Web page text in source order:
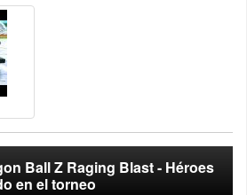
Ball Z Raging Blast - Héroes
en el torneo